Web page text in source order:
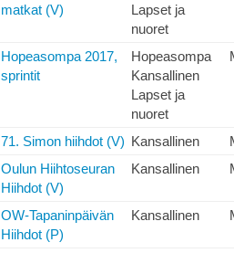
matkat (V)
Lapset ja
nuoret
Hopeasompa 2017,
sprintit
Hopeasompa
Kansallinen
Lapset ja
nuoret
71. Simon hiihdot (V) Kansallinen
Oulun Hiihtoseuran
Hiihdot (V)
Kansallinen
OW-Tapaninpäivän
Hiihdot (P)
Kansallinen